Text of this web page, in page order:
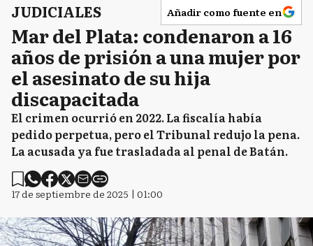
JUDICIALES Añadir como fuente en
Mar del Plata: condenaron a 16
años de prisión a una mujer por
el asesinato de su hija
discapacitada
El crimen ocurrió en 2022. La fiscalía había
pedido perpetua, pero el Tribunal redujo la pena.
La acusada ya fue trasladada al penal de Batán.
17 de septiembre de 2025 | 01:00